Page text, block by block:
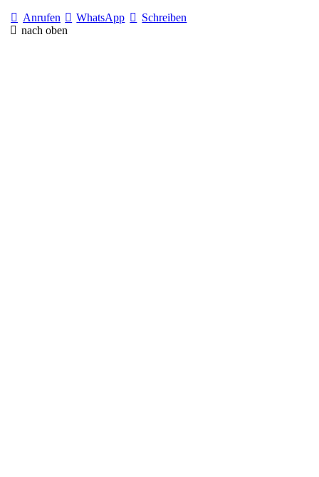
Anrufen WhatsApp
Schreiben
nach oben